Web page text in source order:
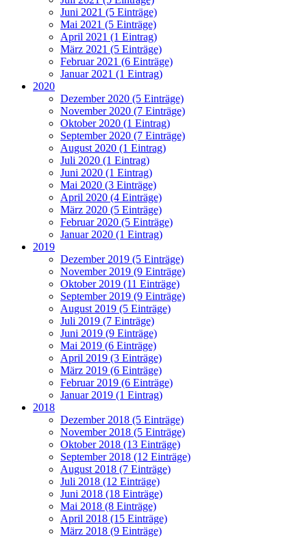
Juni 2021 (5 Einträge)
Mai 2021 (5 Einträge)
April 2021 (1 Eintrag)
März 2021 (5 Einträge)
Februar 2021 (6 Einträge)
Januar 2021 (1 Eintrag)
2020
Dezember 2020 (5 Einträge)
November 2020 (7 Einträge)
Oktober 2020 (1 Eintrag)
September 2020 (7 Einträge)
August 2020 (1 Eintrag)
Juli 2020 (1 Eintrag)
Juni 2020 (1 Eintrag)
Mai 2020 (3 Einträge)
April 2020 (4 Einträge)
März 2020 (5 Einträge)
Februar 2020 (5 Einträge)
Januar 2020 (1 Eintrag)
2019
Dezember 2019 (5 Einträge)
November 2019 (9 Einträge)
Oktober 2019 (11 Einträge)
September 2019 (9 Einträge)
August 2019 (5 Einträge)
Juli 2019 (7 Einträge)
Juni 2019 (9 Einträge)
Mai 2019 (6 Einträge)
April 2019 (3 Einträge)
März 2019 (6 Einträge)
Februar 2019 (6 Einträge)
Januar 2019 (1 Eintrag)
2018
Dezember 2018 (5 Einträge)
November 2018 (5 Einträge)
Oktober 2018 (13 Einträge)
September 2018 (12 Einträge)
August 2018 (7 Einträge)
Juli 2018 (12 Einträge)
Juni 2018 (18 Einträge)
Mai 2018 (8 Einträge)
April 2018 (15 Einträge)
März 2018 (9 Einträge)